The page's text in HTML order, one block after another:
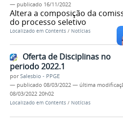
— publicado 16/11/2022
Altera a composição da
do processo seletivo
Localizado em Contents / Notícias
Oferta de Disciplinas no
periodo 2022.1
porSalesbio - PPGE
— publicado 08/03/2022 — última
08/03/2022 20h02
Localizado em Contents / Notícias